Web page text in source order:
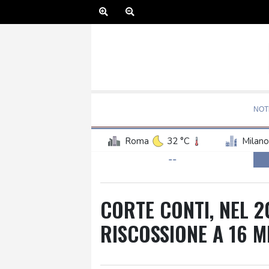
Roma 32 °C Milano
--
CORTE CONTI, NEL
RISCOSSIONE A 16